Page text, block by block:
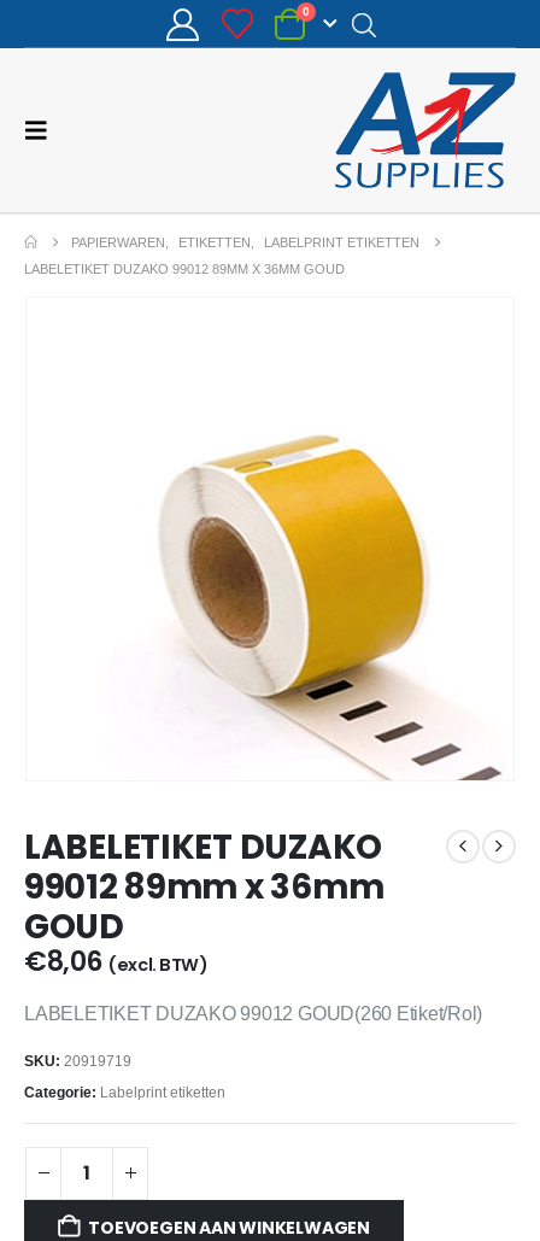
0
PAPIERWAREN ETIKETTEN
LABELPRINT ETIKETTEN
LABELETIKET DUZAKO 99012 89MM X 36MM GOUD
LABELETIKET DUZAKO
99012 89mm x 36mm
GOUD
€8,06 (excl. BTW)
LABELETIKET DUZAKO 99012 GOUD(260 Etiket/Rol)
SKU: 20919719
Categorie: Labelprint etiketten
TOEVOEGEN AAN WINKELWAGEN